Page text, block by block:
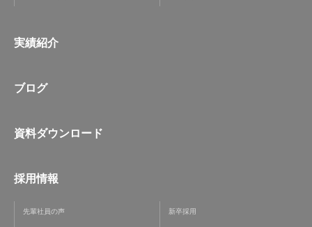
実績紹介
ブログ
資料ダウンロード
採用情報
先輩社員の声 新卒採用